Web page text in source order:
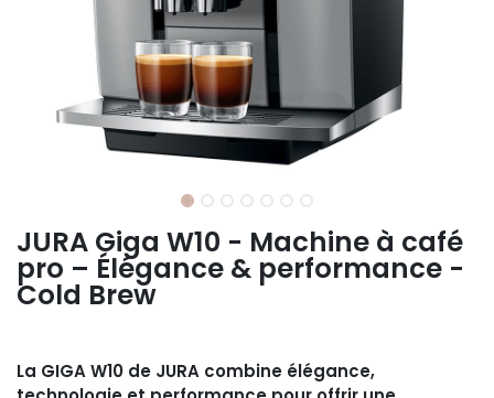
JURA Giga W10 - Machine à café
pro – Élégance & performance -
Cold Brew
La GIGA W10 de JURA combine élégance,